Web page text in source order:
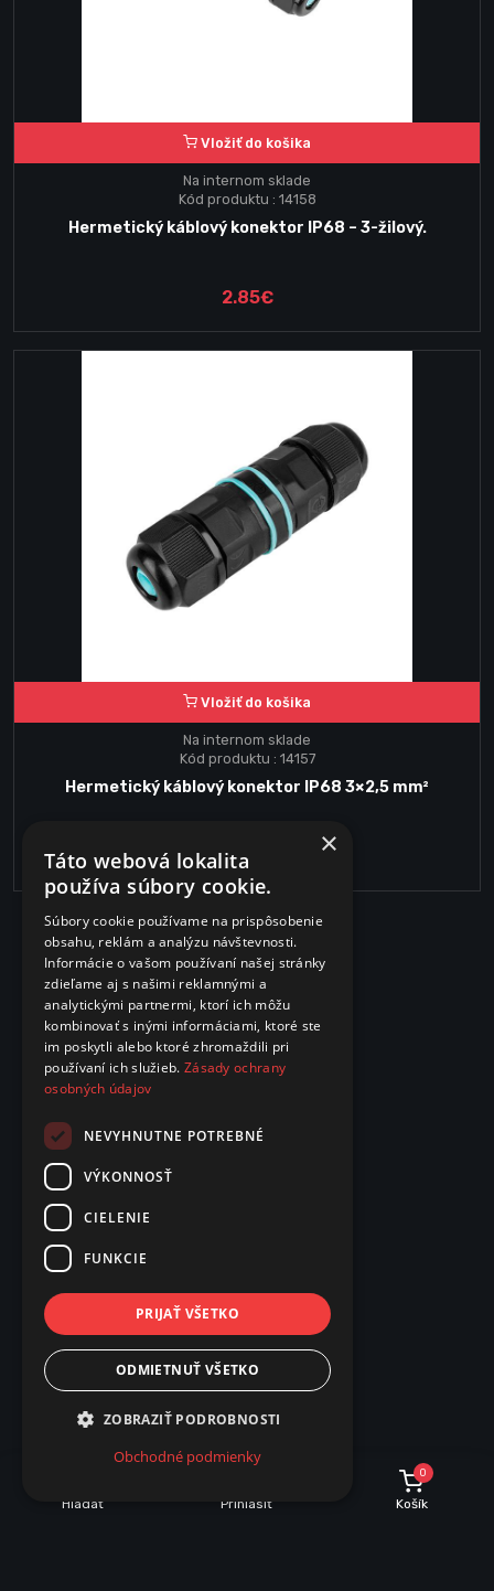
Hľadať Prihlásiť
0
Košík
Vložiť do košika
Na internom sklade
Kód produktu : 14158
Hermetický káblový konektor IP68 – 3-žilový.
2.85€
Vložiť do košika
Na internom sklade
Kód produktu : 14157
Hermetický káblový konektor IP68 3×2,5 mm²
4.00€ ×
Táto webová lokalita
používa súbory cookie.
Súbory cookie používame na prispôsobenie
obsahu, reklám a analýzu návštevnosti.
Informácie o vašom používaní našej stránky
zdieľame aj s našimi reklamnými a
analytickými partnermi, ktorí ich môžu
kombinovať s inými informáciami, ktoré ste
im poskytli alebo ktoré zhromaždili pri
používaní ich služieb. Zásady ochrany
osobných údajov
NEVYHNUTNE POTREBNÉ
VÝKONNOSŤ
CIELENIE
FUNKCIE
PRIJAŤ VŠETKO
ODMIETNUŤ VŠETKO
ZOBRAZIŤ PODROBNOSTI
Obchodné podmienky